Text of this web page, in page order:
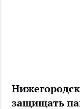
защищать